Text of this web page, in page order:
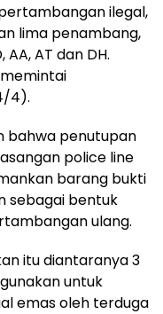
ilegal,
lima penambang,
AT dan DH.
4).
bahwa penutupan
police line
barang bukti
sebagai bentuk
ulang.
itu diantaranya 3
untuk
emas oleh terduga